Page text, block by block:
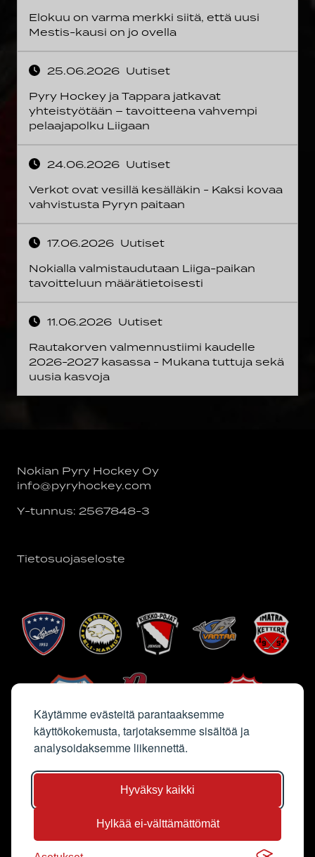
Käytämme evästeitä parantaaksemme
käyttökokemusta, tarjotaksemme sisältöä ja
analysoidaksemme liikennettä.
Hyväksy kaikki
Hylkää ei-välttämättömät
Elokuu on varma merkki siitä, että uusi
Mestis-kausi on jo ovella
25.06.2026 Uutiset
Pyry Hockey ja Tappara jatkavat
yhteistyötään – tavoitteena vahvempi
pelaajapolku Liigaan
24.06.2026 Uutiset
Verkot ovat vesillä kesälläkin - Kaksi kovaa
vahvistusta Pyryn paitaan
17.06.2026 Uutiset
Nokialla valmistaudutaan Liiga-paikan
tavoitteluun määrätietoisesti
11.06.2026 Uutiset
Rautakorven valmennustiimi kaudelle
2026-2027 kasassa - Mukana tuttuja sekä
uusia kasvoja
Nokian Pyry Hockey Oy
info@pyryhockey.com
Y-tunnus: 2567848-3
Tietosuojaseloste
Sivun kuvat Saga Sutinen & Jyri Kalliolaakso